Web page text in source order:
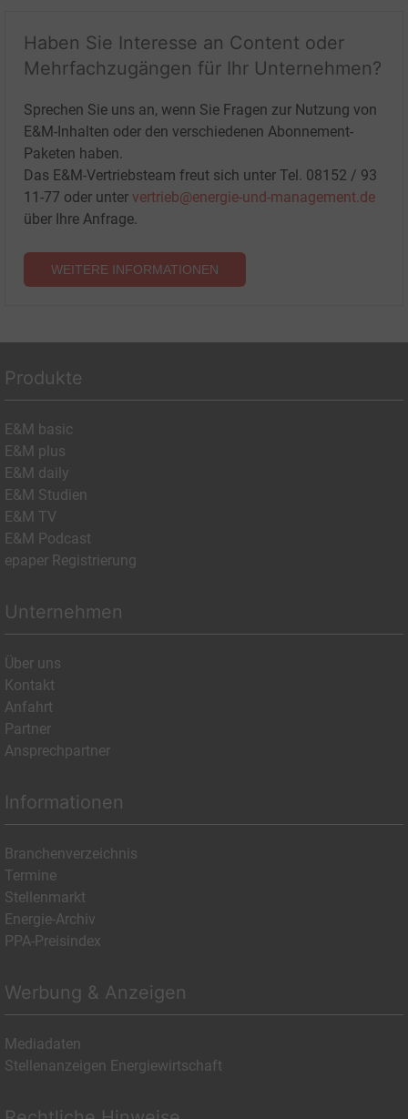
Haben Sie Interesse an Content oder
Mehrfachzugängen für Ihr Unternehmen?
Sprechen Sie uns an, wenn Sie Fragen zur Nutzung von
E&M-Inhalten oder den verschiedenen Abonnement-
Paketen haben.
Das E&M-Vertriebsteam freut sich unter Tel. 08152 / 93
11-77 oder unter vertrieb@energie-und-management.de
über Ihre Anfrage.
WEITERE INFORMATIONEN
Produkte
E&M basic
E&M plus
E&M daily
E&M Studien
E&M TV
E&M Podcast
epaper Registrierung
Unternehmen
Über uns
Kontakt
Anfahrt
Partner
Ansprechpartner
Informationen
Branchenverzeichnis
Termine
Stellenmarkt
Energie-Archiv
PPA-Preisindex
Werbung & Anzeigen
Mediadaten
Stellenanzeigen Energiewirtschaft